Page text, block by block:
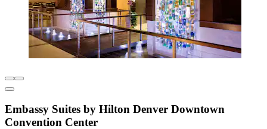
Embassy Suites by Hilton Denver Downtown
Convention Center